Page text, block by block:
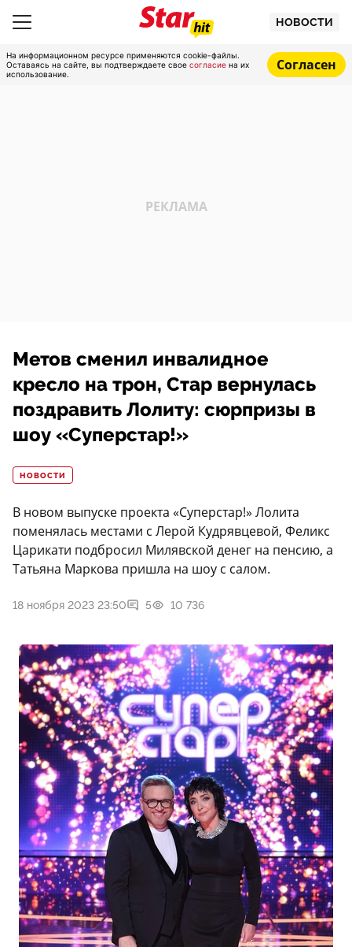
НОВОСТИ
На информационном ресурсе применяются cookie-файлы.
Оставаясь на сайте, вы подтверждаете свое согласие на их
использование.
Согласен
Метов сменил инвалидное
кресло на трон, Стар вернулась
поздравить Лолиту: сюрпризы в
шоу «Суперстар!»
НОВОСТИ
В новом выпуске проекта «Суперстар!» Лолита
поменялась местами с Лерой Кудрявцевой, Феликс
Царикати подбросил Милявской денег на пенсию, а
Татьяна Маркова пришла на шоу с салом.
18 ноября 2023 23:50 5 10 736